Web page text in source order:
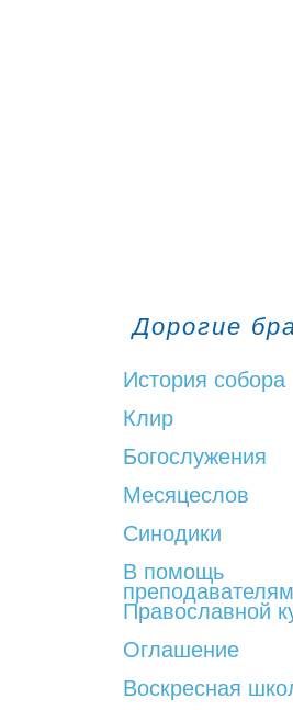
Дорогие
История собора
Клир
Богослужения
Месяцеслов
Синодики
В помощь
Православной
Оглашение
Воскресная